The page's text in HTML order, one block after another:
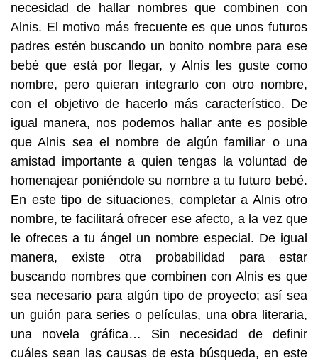
necesidad de hallar nombres que combinen con
Alnis. El motivo más frecuente es que unos futuros
padres estén buscando un bonito nombre para ese
bebé que está por llegar, y Alnis les guste como
nombre, pero quieran integrarlo con otro nombre,
con el objetivo de hacerlo más característico. De
igual manera, nos podemos hallar ante es posible
que Alnis sea el nombre de algún familiar o una
amistad importante a quien tengas la voluntad de
homenajear poniéndole su nombre a tu futuro bebé.
En este tipo de situaciones, completar a Alnis otro
nombre, te facilitará ofrecer ese afecto, a la vez que
le ofreces a tu ángel un nombre especial. De igual
manera, existe otra probabilidad para estar
buscando nombres que combinen con Alnis es que
sea necesario para algún tipo de proyecto; así sea
un guión para series o películas, una obra literaria,
una novela gráfica… Sin necesidad de definir
cuáles sean las causas de esta búsqueda, en este